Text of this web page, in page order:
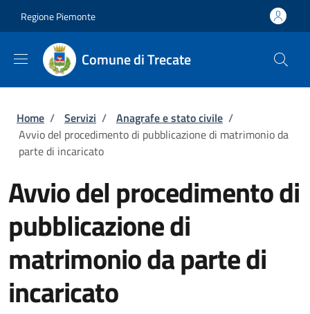
Regione Piemonte
Comune di Trecate
Briciole di pane
Home / Servizi / Anagrafe e stato civile /
Avvio del procedimento di pubblicazione di matrimonio da
parte di incaricato
Avvio del procedimento di
pubblicazione di
matrimonio da parte di
incaricato